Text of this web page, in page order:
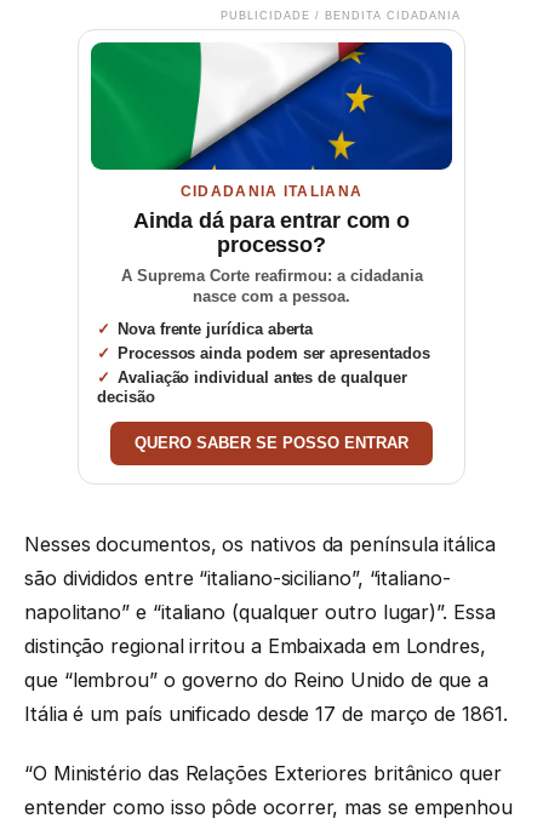
PUBLICIDADE / BENDITA CIDADANIA
CIDADANIA ITALIANA
Ainda dá para entrar com o
processo?
A Suprema Corte reafirmou: a cidadania
nasce com a pessoa.
Nova frente jurídica aberta
Processos ainda podem ser apresentados
Avaliação individual antes de qualquer
decisão
QUERO SABER SE POSSO ENTRAR
Nesses documentos, os nativos da península itálica
são divididos entre “italiano-siciliano”, “italiano-
napolitano” e “italiano (qualquer outro lugar)”. Essa
distinção regional irritou a Embaixada em Londres,
que “lembrou” o governo do Reino Unido de que a
Itália é um país unificado desde 17 de março de 1861.
“O Ministério das Relações Exteriores britânico quer
entender como isso pôde ocorrer, mas se empenhou